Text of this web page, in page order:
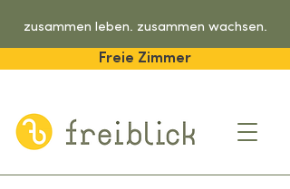
Freie Zimmer
zusammen leben. zusammen wachsen.